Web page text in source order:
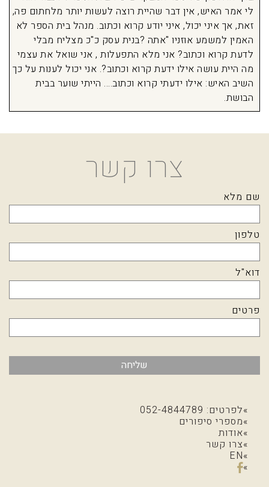
לי אמר האיש, אין דבר שהיית רוצה לעשות יותר מלחתום פה,
זאת, אך איני יכול, איני יודע קרוא וכתוב. מנהל בית הספר לא
האמין למשמע אוזניו "אתה ?בנית עסק כ"כ מצליח מבלי
לדעת קרוא וכתוב? אני מלא התפעלות , אני שואל את עצמי
מה היית עושה אילו ידעת קרוא וכתוב?. אני יכול לענות על כך
השיב האיש: אילו ידעתי קרוא וכתוב…. הייתי שוער בבית
הבושת.
צרו קשר
שם מלא
טלפון
דוא"ל
פרטים
שליחה
לפרטים: 052-4844789
מספרי סיפורים
אודות
צרו קשר
EN